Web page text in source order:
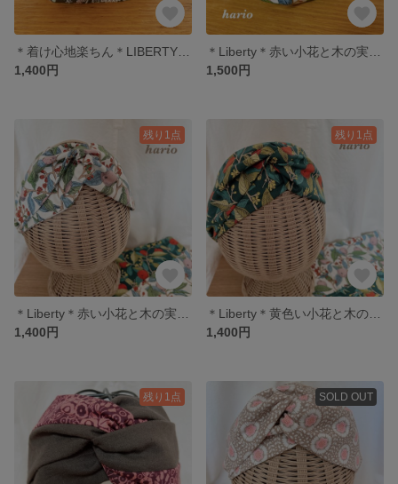
1,400円
1,500円
残り1点
1,400円
残り1点
1,400円
残り1点 SOLD OUT